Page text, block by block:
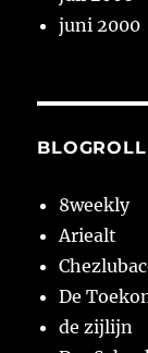
juni 2000
BLOGROLL
8weekly
Ariealt
De
de zijlijn